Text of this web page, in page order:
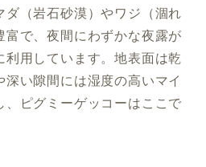
ダ（岩石砂漠）やワジ（涸れ
富で、夜間にわずかな夜露が
利用しています。地表面は乾
い隙間には湿度の高いマイ
、ピグミーゲッコーはここで